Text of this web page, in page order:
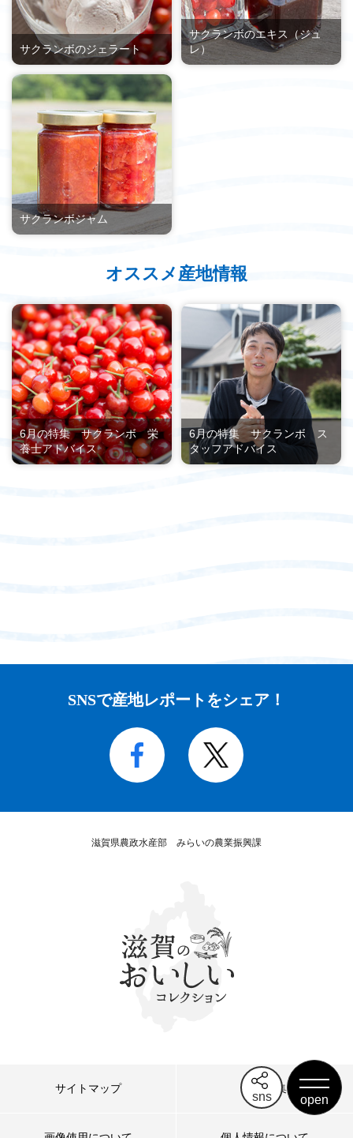
sns
サクランボのジェラート
サクランボのエキス（ジュ
レ）
サクランボジャム
オススメ産地情報
6月の特集 サクランボ 栄
養士アドバイス
6月の特集 サクランボ ス
タッフアドバイス
SNSで産地レポートをシェア！
滋賀県農政水産部 みらいの農業振興課
サイトマップ リンク集